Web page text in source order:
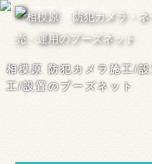
相模原 防犯カメラ施工/
工/設置のプーズネット